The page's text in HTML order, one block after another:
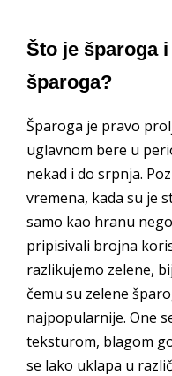
Što je šparoga
šparoga?
Šparoga je pravo
uglavnom bere u
nekad i do srpnja.
vremena, kada su je
samo kao hranu
pripisivali brojna
razlikujemo zelene,
čemu su zelene
najpopularnije. One
teksturom, blagom
se lako uklapa u